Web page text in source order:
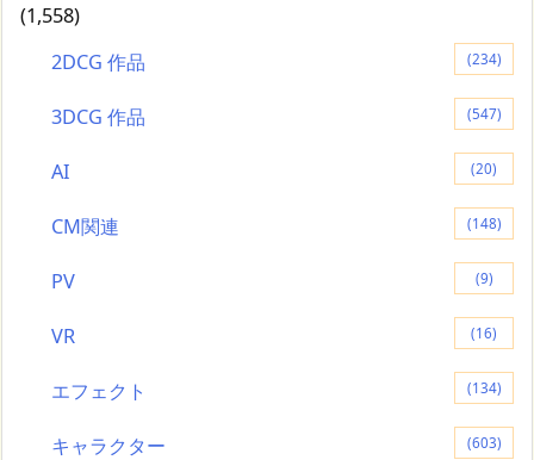
(1,558)
2DCG 作品
(234)
3DCG 作品 (547)
AI (20)
CM関連 (148)
PV (9)
VR (16)
エフェクト (134)
キャラクター (603)